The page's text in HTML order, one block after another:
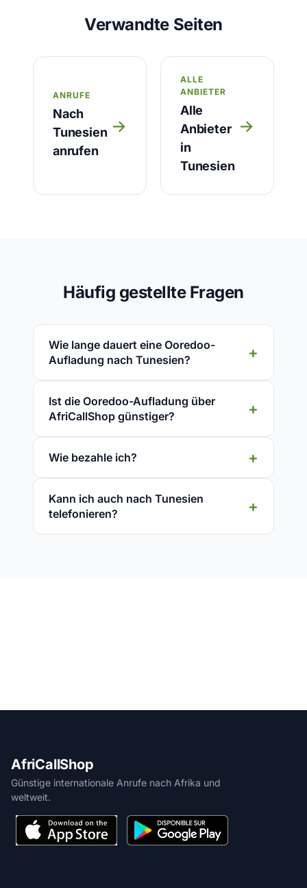
Verwandte Seiten
ANRUFE
Nach
Tunesien
anrufen
→
ALLE
ANBIETER
Alle
Anbieter
in
Tunesien
→
Häufig gestellte Fragen
Wie lange dauert eine Ooredoo-
Aufladung nach Tunesien?
Ist die Ooredoo-Aufladung über
AfriCallShop günstiger?
Wie bezahle ich?
Kann ich auch nach Tunesien
telefonieren?
AfriCallShop
Günstige internationale Anrufe nach Afrika und
weltweit.